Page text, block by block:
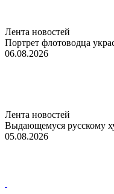
Лента новостей
Портрет флотоводца
06.08.2026
Лента новостей
Выдающемуся русскому
05.08.2026